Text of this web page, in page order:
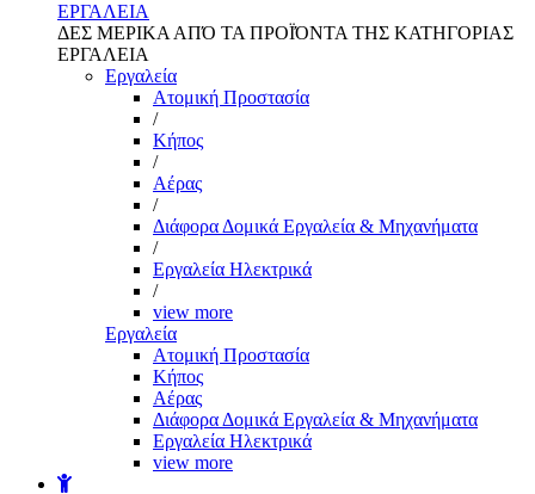
ΕΡΓΑΛΕΙΑ
ΔΕΣ ΜΕΡΙΚΑ ΑΠΌ ΤΑ ΠΡΟΪΌΝΤΑ ΤΗΣ ΚΑΤΗΓΟΡΙΑΣ
ΕΡΓΑΛΕΙΑ
Εργαλεία
Aτομική Προστασία
/
Kήπος
/
Αέρας
/
Διάφορα Δομικά Εργαλεία & Μηχανήματα
/
Εργαλεία Ηλεκτρικά
/
view more
Εργαλεία
Aτομική Προστασία
Kήπος
Αέρας
Διάφορα Δομικά Εργαλεία & Μηχανήματα
Εργαλεία Ηλεκτρικά
view more